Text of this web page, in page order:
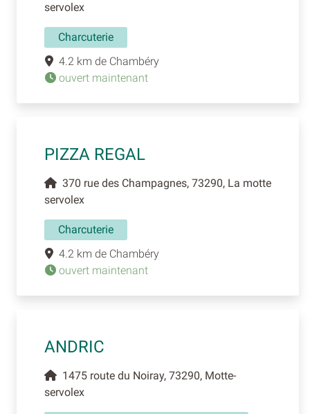
servolex
Charcuterie
4.2 km de Chambéry
ouvert maintenant
PIZZA REGAL
370 rue des Champagnes, 73290, La motte
servolex
Charcuterie
4.2 km de Chambéry
ouvert maintenant
ANDRIC
1475 route du Noiray, 73290, Motte-
servolex